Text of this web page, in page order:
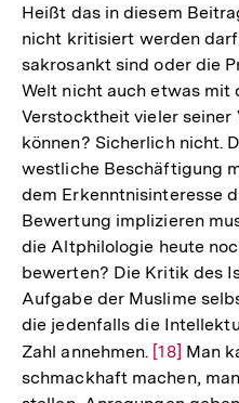
Heißt das in diesem
nicht kritisiert werden
sakrosankt sind oder die
Welt nicht auch etwas mit
Verstocktheit vieler seiner
können? Sicherlich nicht.
westliche Beschäftigung
dem Erkenntnisinteresse
Bewertung implizieren
die Altphilologie heute
bewerten? Die Kritik des
Aufgabe der Muslime
die jedenfalls die
Zahl annehmen. Zur
Auflösung
[18] Man
schmackhaft machen,